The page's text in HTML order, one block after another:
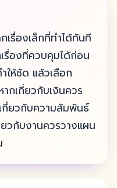
เรื่องเล็กที่ทำได้ทันที
รื่องที่ควบคุมได้ก่อน
ห้ชัด แล้วเลือก
กเกี่ยวกับเงินควร
กี่ยวกับความสัมพันธ์
วกับงานควรวางแผน